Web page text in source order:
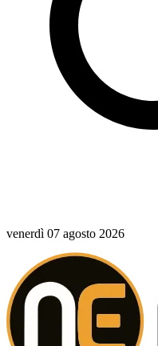
venerdì 07 agosto 2026